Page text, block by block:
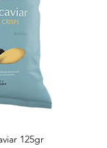
125gr